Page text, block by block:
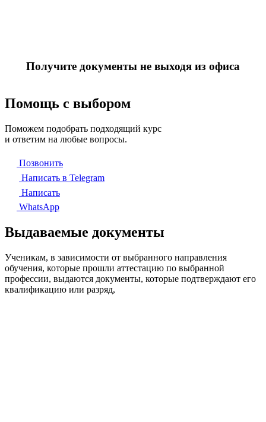
Получите документы не выходя из офиса
Помощь с выбором
Поможем подобрать подходящий курс
и ответим на любые вопросы.
Позвонить
Написать в Telegram
Написать
WhatsApp
Выдаваемые документы
Ученикам, в зависимости от выбранного направления
обучения, которые прошли аттестацию по выбранной
профессии, выдаются документы, которые подтверждают его
квалификацию или разряд,